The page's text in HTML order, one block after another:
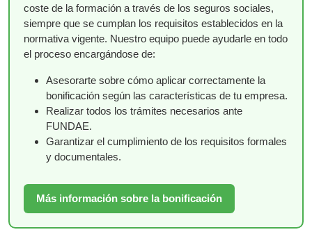
coste de la formación a través de los seguros sociales,
siempre que se cumplan los requisitos establecidos en la
normativa vigente. Nuestro equipo puede ayudarle en todo
el proceso encargándose de:
Asesorarte sobre cómo aplicar correctamente la
bonificación según las características de tu empresa.
Realizar todos los trámites necesarios ante
FUNDAE.
Garantizar el cumplimiento de los requisitos formales
y documentales.
Más información sobre la bonificación